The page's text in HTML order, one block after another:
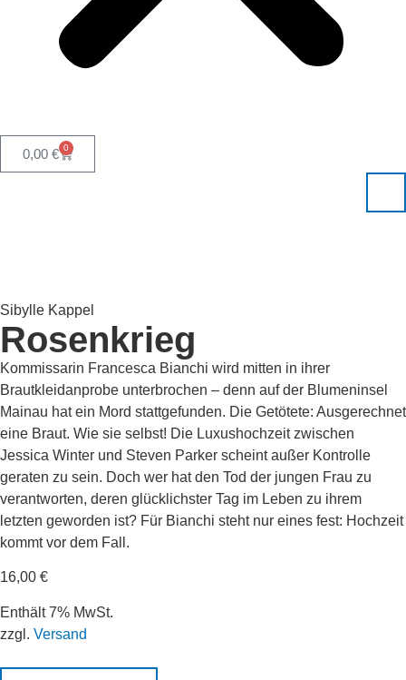
0,00 € 0
Sibylle Kappel
Rosenkrieg
Kommissarin Francesca Bianchi wird mitten in ihrer
Brautkleidanprobe unterbrochen – denn auf der Blumeninsel
Mainau hat ein Mord stattgefunden. Die Getötete: Ausgerechnet
eine Braut. Wie sie selbst! Die Luxushochzeit zwischen
Jessica Winter und Steven Parker scheint außer Kontrolle
geraten zu sein. Doch wer hat den Tod der jungen Frau zu
verantworten, deren glücklichster Tag im Leben zu ihrem
letzten geworden ist? Für Bianchi steht nur eines fest: Hochzeit
kommt vor dem Fall.
16,00 €
Enthält 7% MwSt.
zzgl. Versand